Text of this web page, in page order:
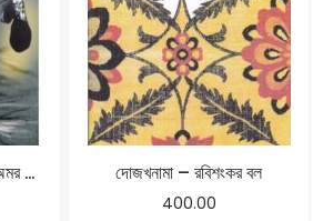
গাঁওবুড়ো ও অন্যান্য গল্প – অমর মিত্র দোজখনামা – রবিশংকর বল
400.00